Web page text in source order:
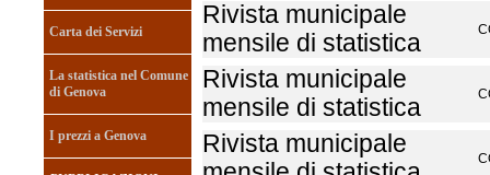
Carta dei Servizi
La statistica nel Comune
di Genova
I prezzi a Genova
Rivista municipale
mensile di statistica
Rivista municipale
mensile di statistica
Rivista municipale